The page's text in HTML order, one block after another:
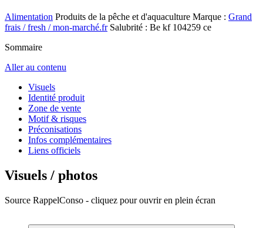
Alimentation Produits de la pêche et d'aquaculture Marque : Grand
frais / fresh / mon-marché.fr Salubrité : Be kf 104259 ce
Sommaire
Aller au contenu
Visuels
Identité produit
Zone de vente
Motif & risques
Préconisations
Infos complémentaires
Liens officiels
Visuels / photos
Source RappelConso - cliquez pour ouvrir en plein écran